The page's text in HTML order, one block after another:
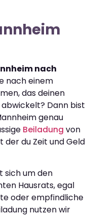
nach
nach einem
das deinen
Dann bist
genau
Beiladung von
der du Zeit und Geld
sich um den
Hausrats, egal
oder empfindliche
nutzen wir